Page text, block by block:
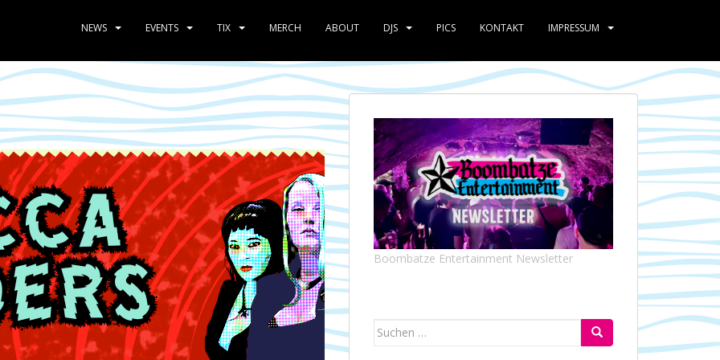
NEWS EVENTS TIX MERCH ABOUT DJS PICS KONTAKT IMPRESSUM
Boombatze Entertainment Newsletter
Suchen